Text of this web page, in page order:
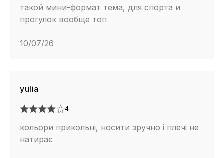
такой мини-формат тема, для спорта и
прогулок вообще топ
10/07/26
yulia
4
кольори прикольні, носити зручно і плечі не
натирає